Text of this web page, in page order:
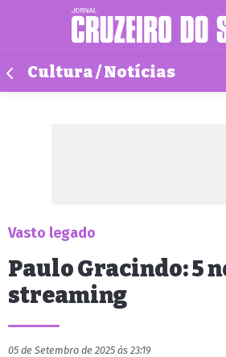
Cultura / Notícias
Vasto legado
Paulo Gracindo: 5
streaming
05 de Setembro de 2025 às 23:19